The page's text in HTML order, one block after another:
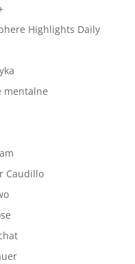
Highlights Daily
mentalne
Caudillo